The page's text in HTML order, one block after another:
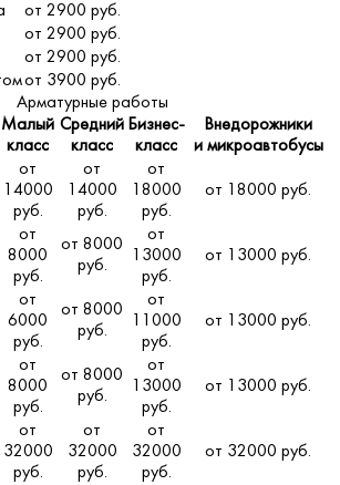
от 2900 руб.
от 2900 руб.
от 2900 руб.
от 3900 руб.
Арматурные работы
Малый
класс
Средний
класс
Бизнес-
класс
Внедорожники
и микроавтобусы
от
14000
руб.
от
14000
руб.
от
18000
руб.
от 18000 руб.
от
8000
руб.
от 8000
руб.
от
13000
руб.
от 13000 руб.
от
6000
руб.
от 8000
руб.
от
11000
руб.
от 13000 руб.
от
8000
руб.
от 8000
руб.
от
13000
руб.
от 13000 руб.
от
32000
руб.
от
32000
руб.
от
32000
руб.
от 32000 руб.